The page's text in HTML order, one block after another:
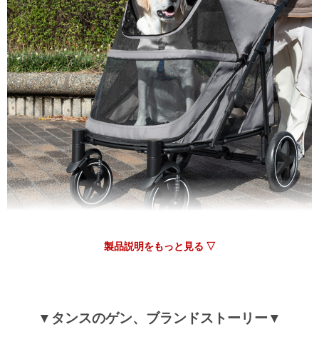
tansu-gen703468
２５キロのラブラドールが急に手術になり、カートを探してい
ました。レンタルも検討しましたが購入して大正解でした。
注文から到着までとても早くて約束通りの時間に受け取りがで
きました。
しっかりしていて、取回しも楽で細かい所までよく出来てい
て、さすが犬好きが考えた商品だと思いました。
この度は、タンスのゲンをご利用いただき誠にありがとう
これからもお客様に満足していただける迅速な対応や商品
開発に努めて参りますので、当店をよろしくお願いいたし
製品説明をもっと見る ▽
▼タンスのゲン、ブランドストーリー▼